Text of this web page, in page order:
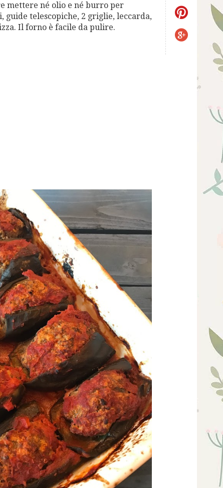
mettere né olio e né burro per
guide telescopiche, 2 griglie, leccarda,
Il forno è facile da pulire.